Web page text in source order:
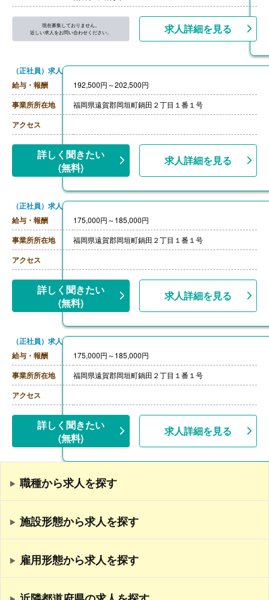
現在募集しておりません。
近しい求人をお問い合わせください。
求人詳細を見る
（正社員）求人
給与・報酬
192,500円～202,500円
事業所所在地 福岡県遠賀郡岡垣町鍋田２丁目１番１号
アクセス
詳しく聞きたい
(無料)
求人詳細を見る
（正社員）求人
給与・報酬
175,000円～185,000円
事業所所在地 福岡県遠賀郡岡垣町鍋田２丁目１番１号
アクセス
詳しく聞きたい
(無料)
求人詳細を見る
（正社員）求人
給与・報酬
175,000円～185,000円
事業所所在地 福岡県遠賀郡岡垣町鍋田２丁目１番１号
アクセス
詳しく聞きたい
(無料)
求人詳細を見る
職種から求人を探す
施設形態から求人を探す
雇用形態から求人を探す